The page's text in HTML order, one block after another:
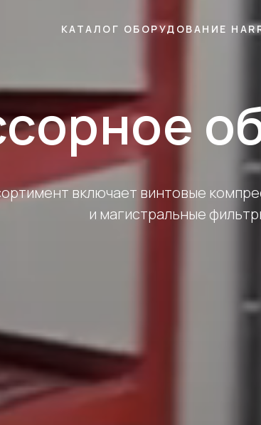
КАТАЛОГ ОБОРУДОВАНИЕ
включает винтовые
и магистральные